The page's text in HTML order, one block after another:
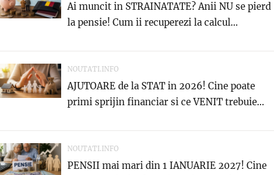
Ai muncit in STRAINATATE? Anii NU se pierd
la pensie! Cum ii recuperezi la calcul...
NOUTATI.INFO
AJUTOARE de la STAT in 2026! Cine poate
primi sprijin financiar si ce VENIT trebuie...
NOUTATI.INFO
PENSII mai mari din 1 IANUARIE 2027! Cine